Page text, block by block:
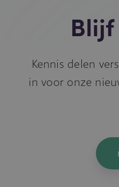
Kennis delen
in voor onze